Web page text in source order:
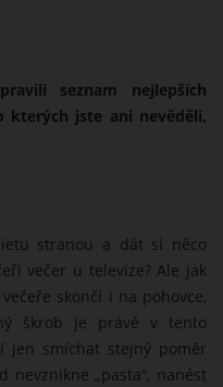
seznam nejlepších
kterých jste ani nevěděli,
stranou a dát si něco
večer u televize? Ale jak
skončí i na pohovce,
škrob je právě v tento
jen smíchat stejný poměr
nevznikne „pasta“, nanést